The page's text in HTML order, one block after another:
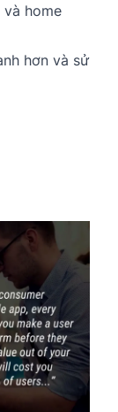
home
hơn và sử